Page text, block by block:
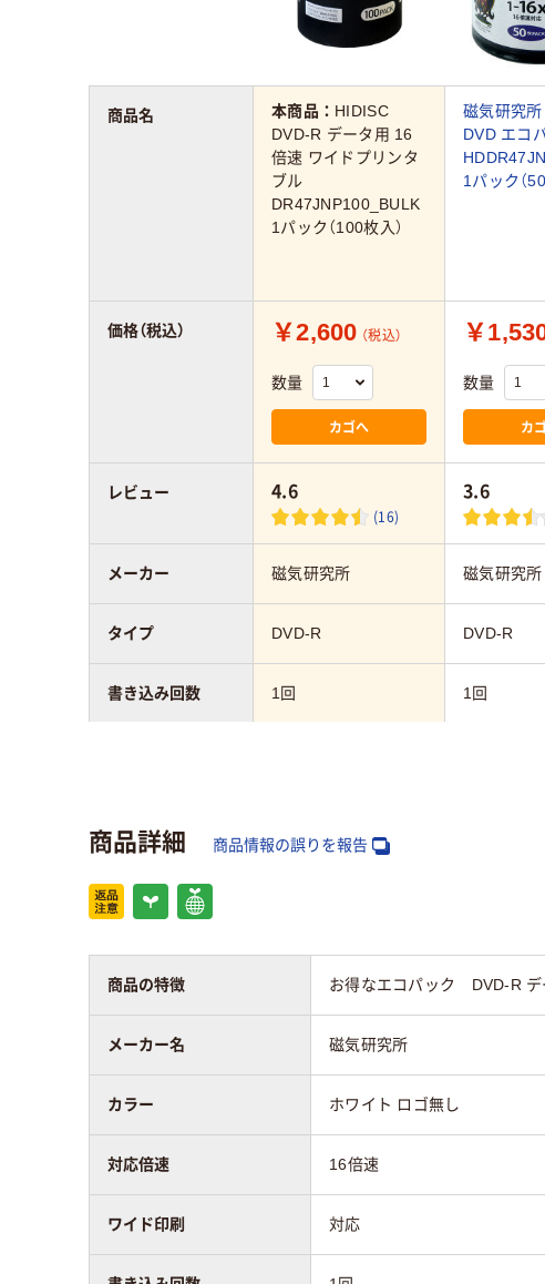
本商品： HIDISC
DVD-R データ用 16
倍速 ワイドプリンタ
ブル
DR47JNP100_BULK
1パック（100枚入）
磁気研究
DVD エコ
1パック（
￥2,600 （税込）
数量
カゴへ
￥
数量
カ
4.6
(16)
3.6
磁気研究所 磁気研究所
DVD-R DVD-R
1回 1回
商品名
価格（税込）
レビュー
メーカー
タイプ
書き込み回数
スコア
商品詳細 商品情報の誤りを報告
商品の特徴 お得なエコパック DVD-R デ
メーカー名 磁気研究所
カラー ホワイト ロゴ無し
対応倍速 16倍速
ワイド印刷 対応